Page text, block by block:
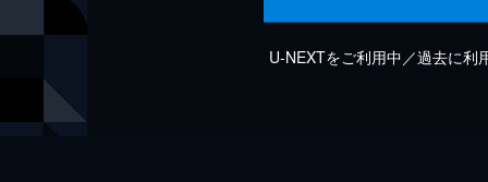
U-NEXTをご利用中／過去に利